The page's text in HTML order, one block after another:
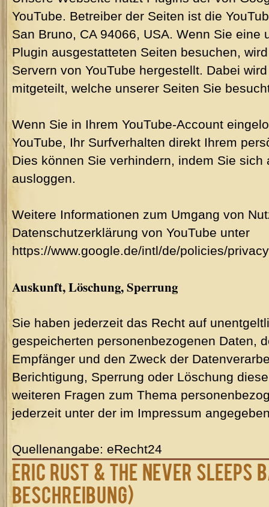
YouTube. Betreiber der Seiten ist die
San Bruno, CA 94066, USA. Wenn Sie eine
Plugin ausgestatteten Seiten besuchen,
Servern von YouTube hergestellt. Dabei
mitgeteilt, welche unserer Seiten Sie
Wenn Sie in Ihrem YouTube-Account
YouTube, Ihr Surfverhalten direkt Ihrem
Dies können Sie verhindern, indem Sie sich
ausloggen.
Weitere Informationen zum Umgang von
Datenschutzerklärung von YouTube unter
https://www.google.de/intl/de/policies/privacy
Auskunft, Löschung, Sperrung
Sie haben jederzeit das Recht auf
gespeicherten personenbezogenen Daten,
Empfänger und den Zweck der
Berichtigung, Sperrung oder Löschung
weiteren Fragen zum Thema
jederzeit unter der im Impressum
Quellenangabe: eRecht24
Eric Rust & The Never Sleeps
Beschreibung)